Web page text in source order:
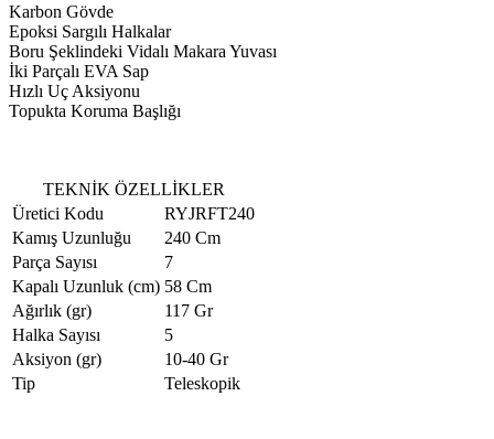
Karbon Gövde
Epoksi Sargılı Halkalar
Boru Şeklindeki Vidalı Makara Yuvası
İki Parçalı EVA Sap
Hızlı Uç Aksiyonu
Topukta Koruma Başlığı
TEKNİK ÖZELLİKLER
Üretici Kodu
RYJRFT240
Kamış Uzunluğu
240 Cm
Parça Sayısı
7
Kapalı Uzunluk (cm) 58 Cm
Ağırlık (gr)
117 Gr
Halka Sayısı
5
Aksiyon (gr)
10-40 Gr
Tip
Teleskopik